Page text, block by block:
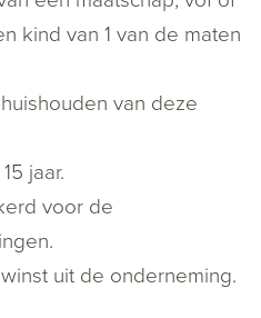
kind van 1 van de maten
van deze
jaar.
voor de
uit de onderneming.